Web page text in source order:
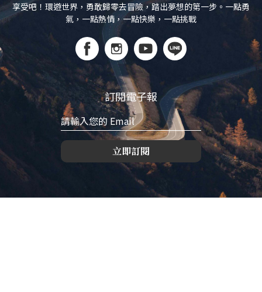
享受吧！環遊世界，勇敢歸零去冒險，踏出夢想的第一步。一點勇
氣，一點熱情，一點快樂，一點挑戰
訂閱電子報
立即訂閱